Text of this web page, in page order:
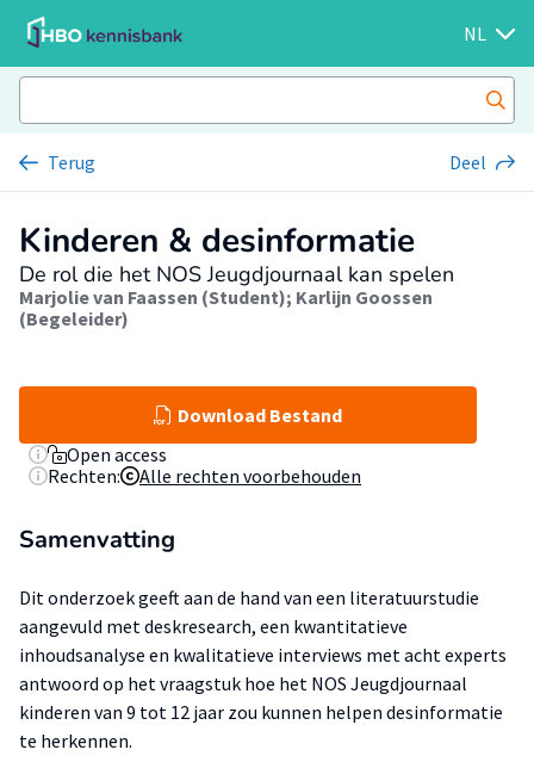
NL
Terug Deel
Kinderen & desinformatie
De rol die het NOS Jeugdjournaal kan spelen
Marjolie van Faassen (Student); Karlijn Goossen
(Begeleider)
Download Bestand
Open access
Rechten:
Alle rechten voorbehouden
Samenvatting
Dit onderzoek geeft aan de hand van een literatuurstudie
aangevuld met deskresearch, een kwantitatieve
inhoudsanalyse en kwalitatieve interviews met acht experts
antwoord op het vraagstuk hoe het NOS Jeugdjournaal
kinderen van 9 tot 12 jaar zou kunnen helpen desinformatie
te herkennen.